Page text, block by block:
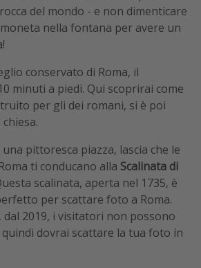
del mondo - e non dimenticare
nella fontana per avere un
conservato di Roma, il
minuti a piedi. Qui scoprirai come
per gli dei romani, si è poi
pittoresca piazza, lascia che le
ti conducano alla Scalinata di
scalinata, aperta nel 1735, è
per scattare foto a Roma.
dal 2019, i visitatori non possono
dovrai scattare la tua foto in